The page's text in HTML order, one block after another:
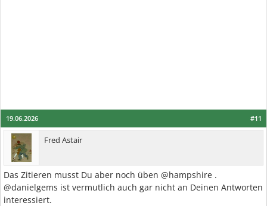
#11
19.06.2026
Fred Astair
Das Zitieren musst Du aber noch üben @hampshire .
@danielgems ist vermutlich auch gar nicht an Deinen Antworten
interessiert.